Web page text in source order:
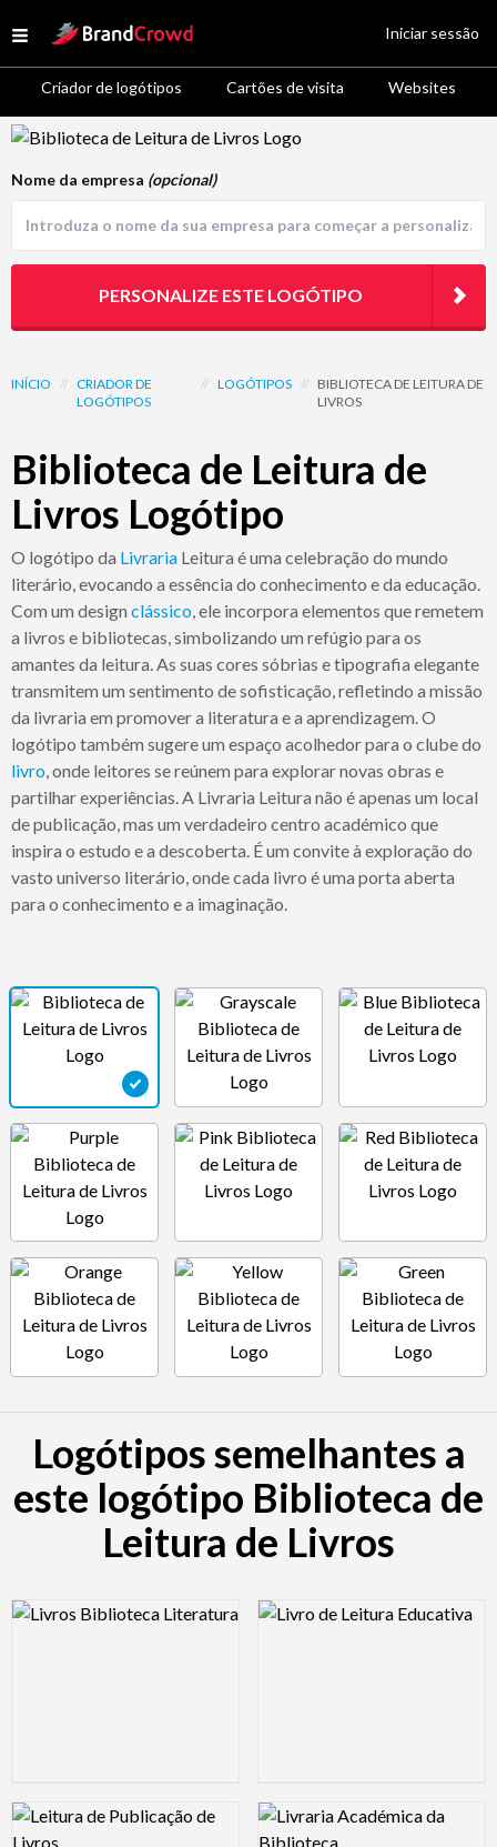
Open menu
Site Logo
Criador de logótipos Cartões de visita Websites
Iniciar sessão
Logo Template Preview
INÍCIO // CRIADOR DE
LOGÓTIPOS
// LOGÓTIPOS //
BIBLIOTECA DE LEITURA DE
LIVROS
Biblioteca de Leitura de
Livros Logótipo
O logótipo da Livraria Leitura é uma celebração do mundo
literário, evocando a essência do conhecimento e da educação.
Com um design clássico, ele incorpora elementos que remetem
a livros e bibliotecas, simbolizando um refúgio para os
amantes da leitura. As suas cores sóbrias e tipografia elegante
transmitem um sentimento de sofisticação, refletindo a missão
da livraria em promover a literatura e a aprendizagem. O
logótipo também sugere um espaço acolhedor para o clube do
livro, onde leitores se reúnem para explorar novas obras e
partilhar experiências. A Livraria Leitura não é apenas um local
de publicação, mas um verdadeiro centro académico que
inspira o estudo e a descoberta. É um convite à exploração do
vasto universo literário, onde cada livro é uma porta aberta
para o conhecimento e a imaginação.
Nome da empresa (opcional)
PERSONALIZE ESTE LOGÓTIPO
Logótipos semelhantes a
este logótipo Biblioteca de
Leitura de Livros
Logo Preview Image Logo Preview Image
Logo Preview Image Logo Preview Image